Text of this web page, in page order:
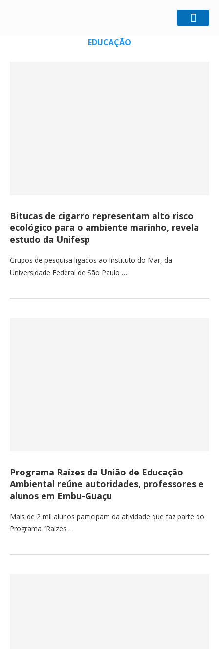
EDUCAÇÃO
Bitucas de cigarro representam alto risco
ecológico para o ambiente marinho, revela
estudo da Unifesp
Grupos de pesquisa ligados ao Instituto do Mar, da
Universidade Federal de São Paulo …
Programa Raízes da União de Educação
Ambiental reúne autoridades, professores e
alunos em Embu-Guaçu
Mais de 2 mil alunos participam da atividade que faz parte do
Programa “Raízes …